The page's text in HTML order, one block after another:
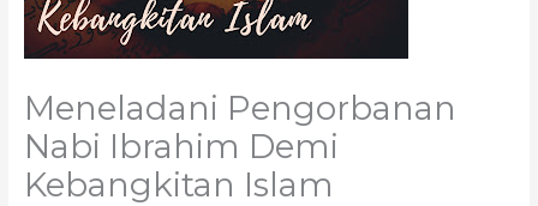
Meneladani Pengorbanan
Nabi Ibrahim Demi
Kebangkitan Islam